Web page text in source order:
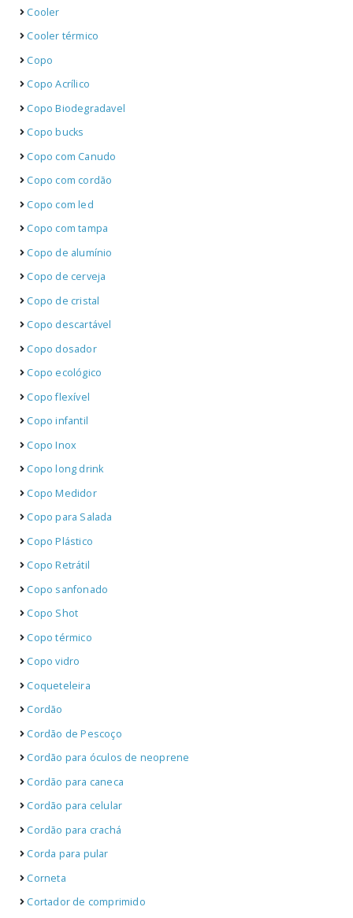
Cooler
Cooler térmico
Copo
Copo Acrílico
Copo Biodegradavel
Copo bucks
Copo com Canudo
Copo com cordão
Copo com led
Copo com tampa
Copo de alumínio
Copo de cerveja
Copo de cristal
Copo descartável
Copo dosador
Copo ecológico
Copo flexível
Copo infantil
Copo Inox
Copo long drink
Copo Medidor
Copo para Salada
Copo Plástico
Copo Retrátil
Copo sanfonado
Copo Shot
Copo térmico
Copo vidro
Coqueteleira
Cordão
Cordão de Pescoço
Cordão para óculos de neoprene
Cordão para caneca
Cordão para celular
Cordão para crachá
Corda para pular
Corneta
Cortador de comprimido